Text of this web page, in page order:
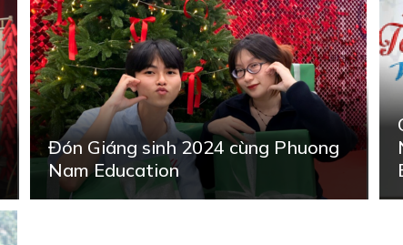
Đón Giáng sinh 2024 cùng Phuong
Nam Education